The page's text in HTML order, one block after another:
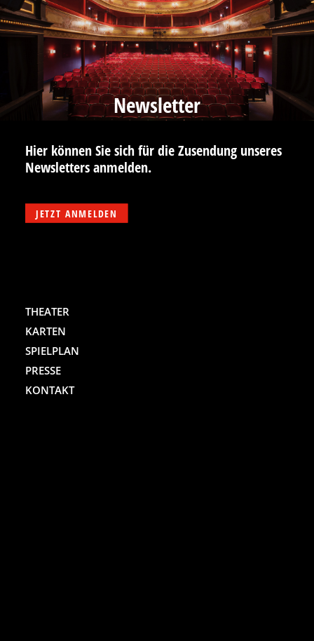
Newsletter
Hier können Sie sich für die Zusendung unseres
Newsletters anmelden.
JETZT ANMELDEN
THEATER
KARTEN
SPIELPLAN
PRESSE
KONTAKT